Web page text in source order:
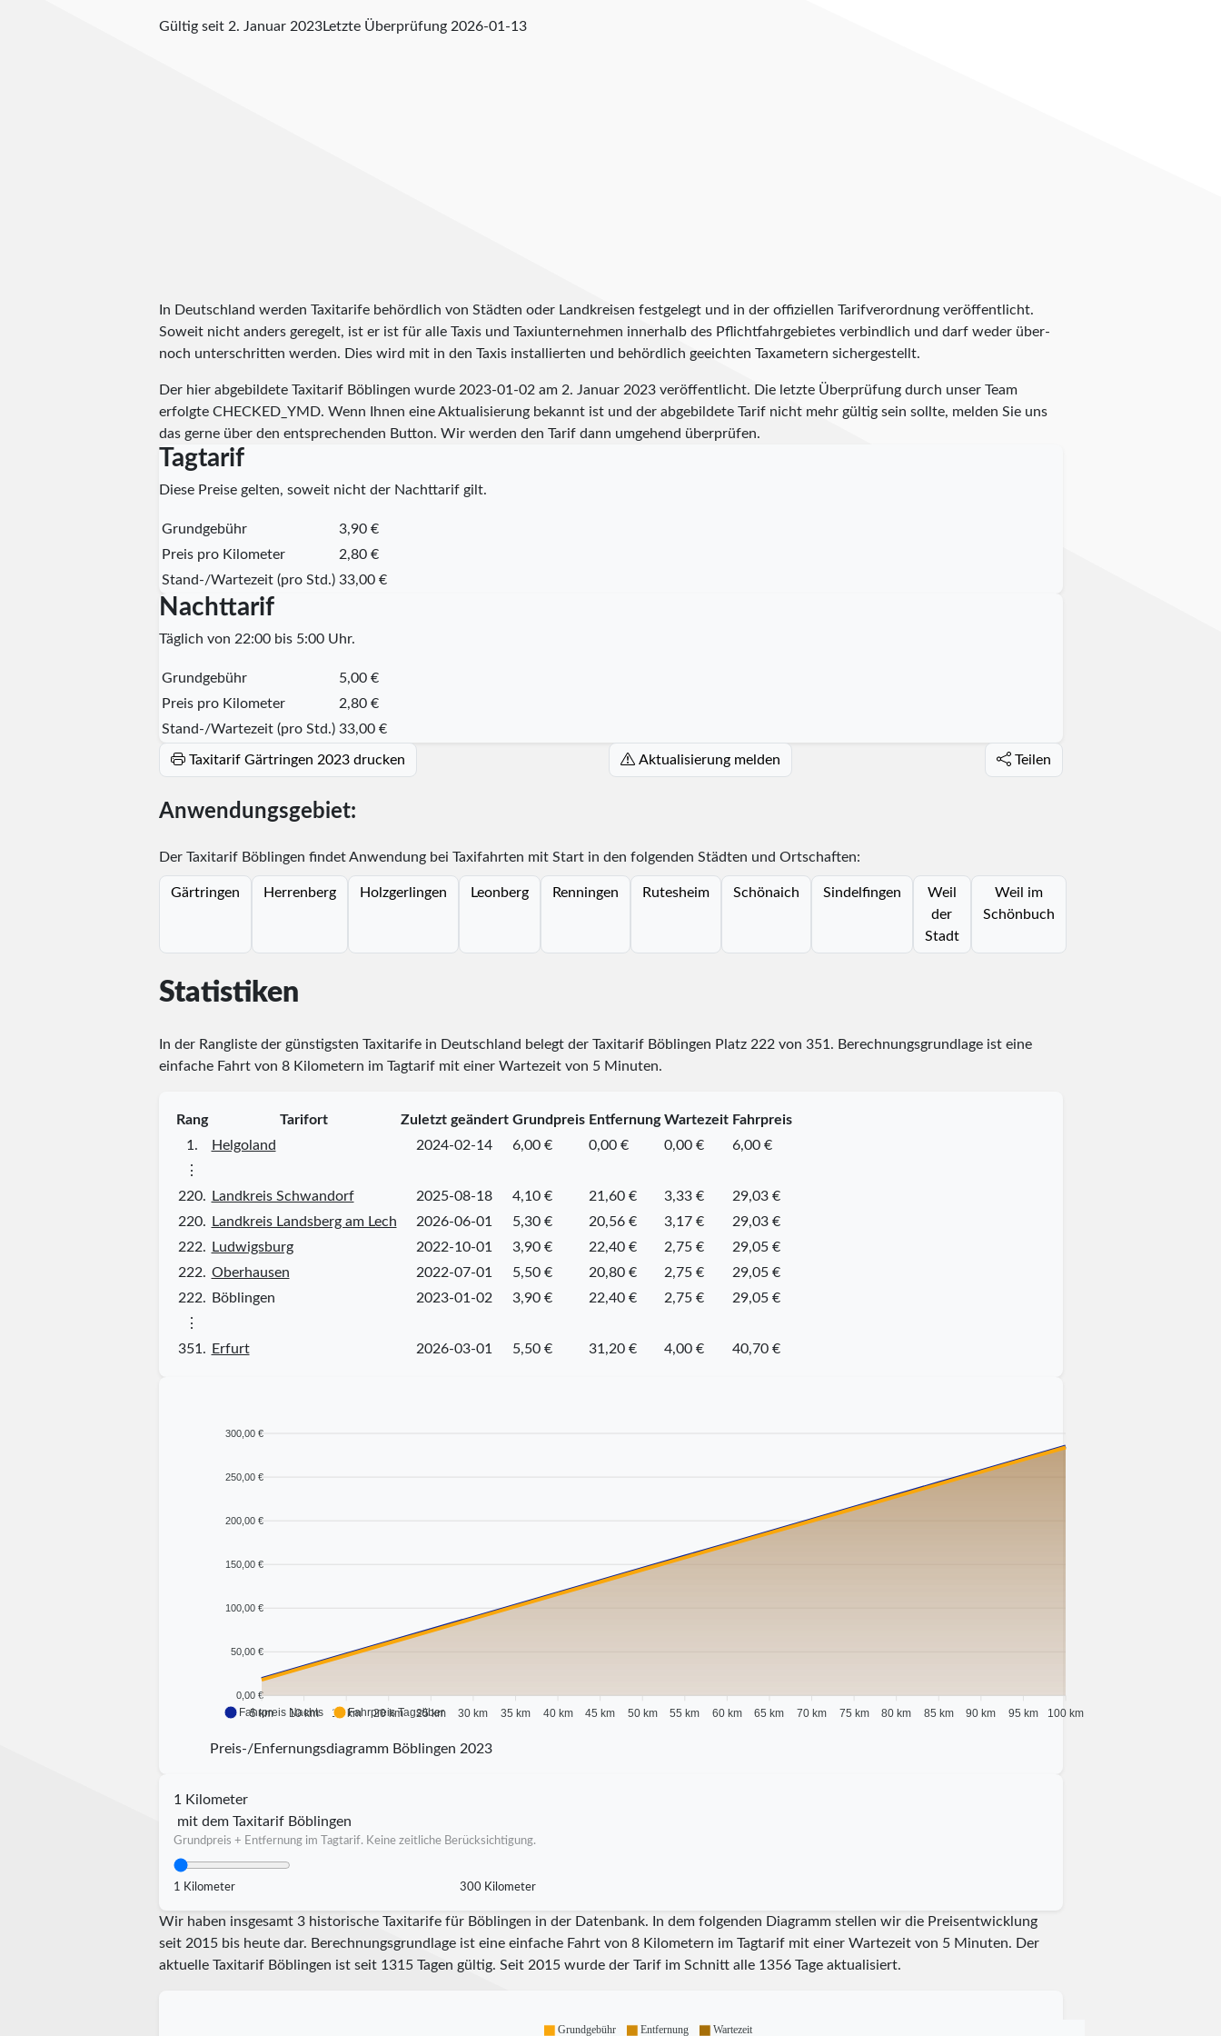
Gültig seit 2. Januar 2023Letzte Überprüfung 2026-01-13
In Deutschland werden Taxitarife behördlich von Städten oder Landkreisen festgelegt und in der offiziellen Tarifverordnung veröffentlicht.
Soweit nicht anders geregelt, ist er ist für alle Taxis und Taxiunternehmen innerhalb des Pflichtfahrgebietes verbindlich und darf weder über-
noch unterschritten werden. Dies wird mit in den Taxis installierten und behördlich geeichten Taxametern sichergestellt.
Der hier abgebildete Taxitarif Böblingen wurde 2023-01-02 am 2. Januar 2023 veröffentlicht. Die letzte Überprüfung durch unser Team
erfolgte CHECKED_YMD. Wenn Ihnen eine Aktualisierung bekannt ist und der abgebildete Tarif nicht mehr gültig sein sollte, melden Sie uns
das gerne über den entsprechenden Button. Wir werden den Tarif dann umgehend überprüfen.
Tagtarif
Diese Preise gelten, soweit nicht der Nachttarif gilt.
Grundgebühr
3,90 €
Preis pro Kilometer
2,80 €
Stand-/Wartezeit (pro Std.) 33,00 €
Nachttarif
Täglich von 22:00 bis 5:00 Uhr.
Grundgebühr
5,00 €
Preis pro Kilometer
2,80 €
Stand-/Wartezeit (pro Std.) 33,00 €
Taxitarif Gärtringen 2023 drucken Aktualisierung melden Teilen
Anwendungsgebiet:
Der Taxitarif Böblingen findet Anwendung bei Taxifahrten mit Start in den folgenden Städten und Ortschaften:
Gärtringen Herrenberg Holzgerlingen Leonberg Renningen Rutesheim Schönaich Sindelfingen
Weil
der
Stadt
Weil im
Schönbuch
Statistiken
In der Rangliste der günstigsten Taxitarife in Deutschland belegt der Taxitarif Böblingen Platz 222 von 351 . Berechnungsgrundlage ist eine
einfache Fahrt von 8 Kilometern im Tagtarif mit einer Wartezeit von 5 Minuten.
Rang Tarifort Zuletzt geändert Grundpreis Entfernung Wartezeit Fahrpreis
1.
Helgoland 2024-02-14 6,00 € 0,00 € 0,00 €
6,00 €
⋮
220.
Landkreis Schwandorf 2025-08-18 4,10 € 21,60 € 3,33 €
29,03 €
220.
Landkreis Landsberg am Lech 2026-06-01 5,30 € 20,56 € 3,17 €
29,03 €
222.
Ludwigsburg 2022-10-01 3,90 € 22,40 € 2,75 €
29,05 €
222. Oberhausen 2022-07-01 5,50 € 20,80 € 2,75 €
29,05 €
222.
Böblingen 2023-01-02 3,90 € 22,40 € 2,75 €
29,05 €
⋮
351.
Erfurt 2026-03-01 5,50 € 31,20 € 4,00 € 40,70 €
300,00 €
250,00 €
200,00 €
150,00 €
100,00 €
50,00 €
0,00 €
5 km 10 km 15 km 20 km 25 km 30 km 35 km 40 km 45 km 50 km 55 km 60 km 65 km 70 km 75 km 80 km 85 km 90 km 95 km 100 km
Fahrpreis Nachts Fahrpreis Tagsüber
Preis-/Enfernungsdiagramm Böblingen 2023
1 Kilometer
mit dem Taxitarif Böblingen
Grundpreis + Entfernung im Tagtarif. Keine zeitliche Berücksichtigung.
1 Kilometer 300 Kilometer
Wir haben insgesamt 3 historische Taxitarife für Böblingen in der Datenbank. In dem folgenden Diagramm stellen wir die Preisentwicklung
seit 2015 bis heute dar. Berechnungsgrundlage ist eine einfache Fahrt von 8 Kilometern im Tagtarif mit einer Wartezeit von 5 Minuten. Der
aktuelle Taxitarif Böblingen ist seit 1315Tagen gültig. Seit 2015wurde der Tarif im Schnitt alle 1356Tage aktualisiert.
Grundgebühr Entfernung Wartezeit